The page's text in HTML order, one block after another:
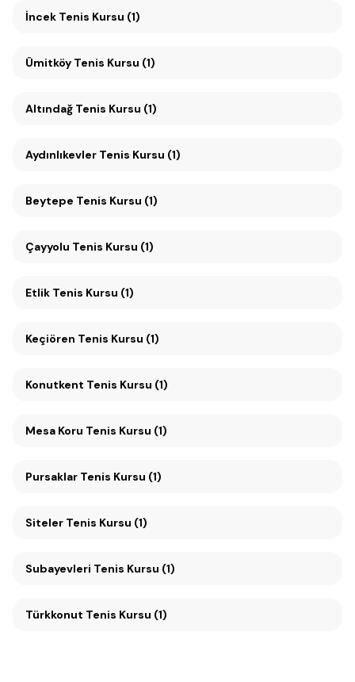
İncek Tenis Kursu (1)
Ümitköy Tenis Kursu (1)
Altındağ Tenis Kursu (1)
Aydınlıkevler Tenis Kursu (1)
Beytepe Tenis Kursu (1)
Çayyolu Tenis Kursu (1)
Etlik Tenis Kursu (1)
Keçiören Tenis Kursu (1)
Konutkent Tenis Kursu (1)
Mesa Koru Tenis Kursu (1)
Pursaklar Tenis Kursu (1)
Siteler Tenis Kursu (1)
Subayevleri Tenis Kursu (1)
Türkkonut Tenis Kursu (1)